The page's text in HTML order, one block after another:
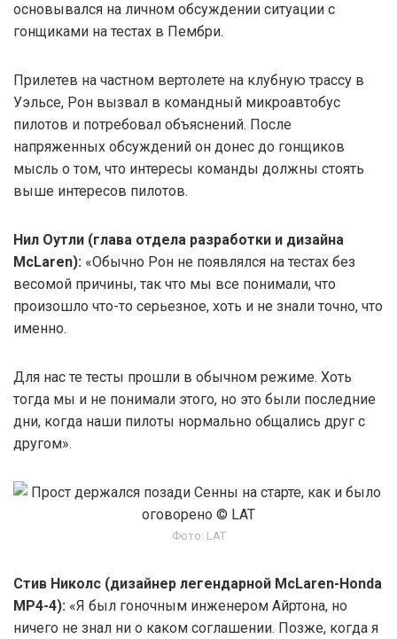
основывался на личном обсуждении ситуации с
гонщиками на тестах в Пембри.
Прилетев на частном вертолете на клубную трассу в
Уэльсе, Рон вызвал в командный микроавтобус
пилотов и потребовал объяснений. После
напряженных обсуждений он донес до гонщиков
мысль о том, что интересы команды должны стоять
выше интересов пилотов.
Нил Оутли (глава отдела разработки и дизайна
McLaren): «Обычно Рон не появлялся на тестах без
весомой причины, так что мы все понимали, что
произошло что-то серьезное, хоть и не знали точно, что
именно.
Для нас те тесты прошли в обычном режиме. Хоть
тогда мы и не понимали этого, но это были последние
дни, когда наши пилоты нормально общались друг с
другом».
Фото: LAT
Стив Николс (дизайнер легендарной McLaren-Honda
MP4-4): «Я был гоночным инженером Айртона, но
ничего не знал ни о каком соглашении. Позже, когда я